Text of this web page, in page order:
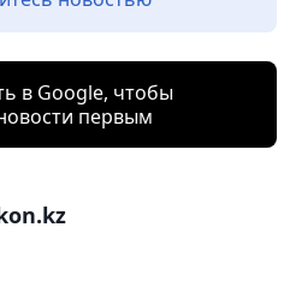
в Google, чтобы
первым